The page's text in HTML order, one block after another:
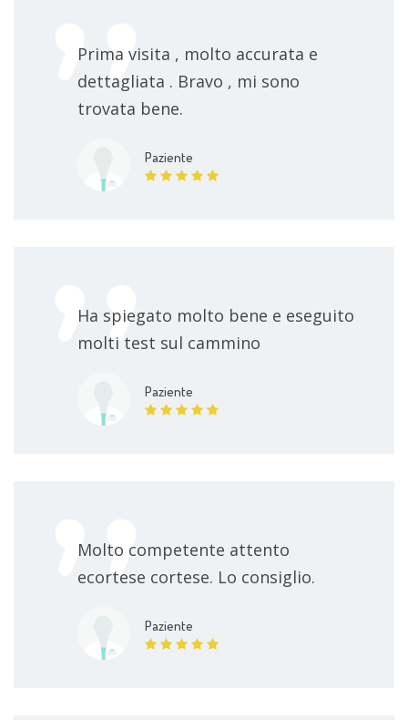
Prima visita , molto accurata e
dettagliata . Bravo , mi sono
trovata bene.
Paziente
Ha spiegato molto bene e eseguito
molti test sul cammino
Paziente
Molto competente attento
ecortese cortese. Lo consiglio.
Paziente